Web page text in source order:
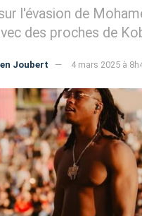
l'évasion de
des proches de
Joubert 4 mars 2025 à